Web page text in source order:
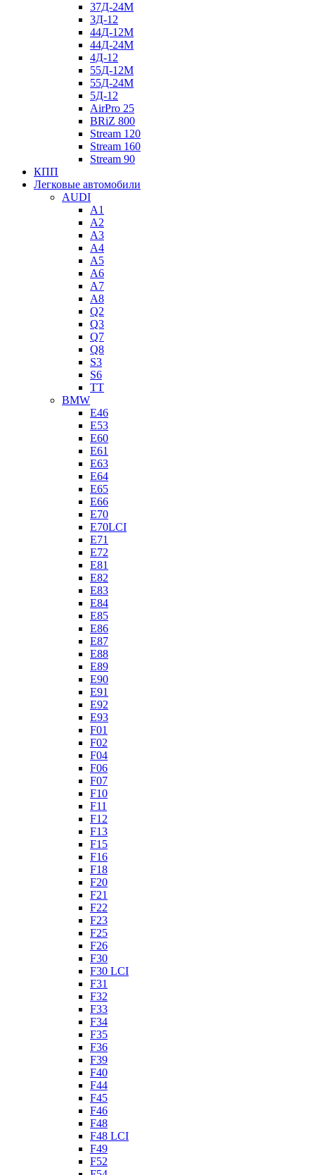
37Д-24М
3Д-12
44Д-12М
44Д-24М
4Д-12
55Д-12М
55Д-24М
5Д-12
AirPro 25
BRiZ 800
Stream 120
Stream 160
Stream 90
КПП
Легковые автомобили
AUDI
A1
A2
A3
A4
A5
A6
A7
A8
Q2
Q3
Q7
Q8
S3
S6
TT
BMW
E46
E53
E60
E61
E63
E64
E65
E66
E70
E70LCI
E71
E72
E81
E82
E83
E84
E85
E86
E87
E88
E89
E90
E91
E92
E93
F01
F02
F04
F06
F07
F10
F11
F12
F13
F15
F16
F18
F20
F21
F22
F23
F25
F26
F30
F30 LCI
F31
F32
F33
F34
F35
F36
F39
F40
F44
F45
F46
F48
F48 LCI
F49
F52